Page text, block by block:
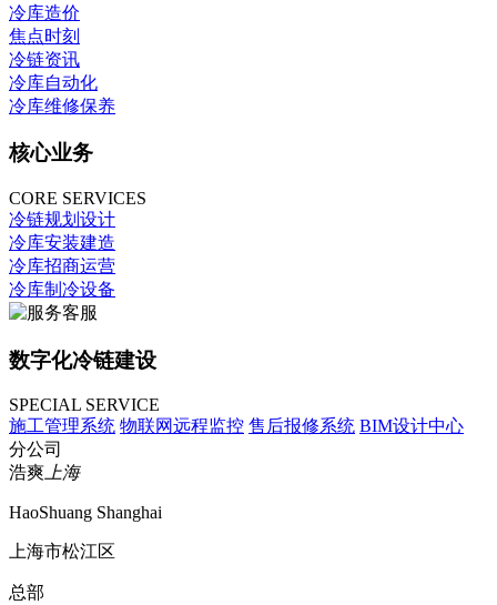
冷库造价
焦点时刻
冷链资讯
冷库自动化
冷库维修保养
核心业务
CORE SERVICES
冷链规划设计
冷库安装建造
冷库招商运营
冷库制冷设备
数字化冷链建设
SPECIAL SERVICE
施工管理系统 物联网远程监控 售后报修系统 BIM设计中心
分公司
浩爽上海
HaoShuang Shanghai
上海市松江区
总部